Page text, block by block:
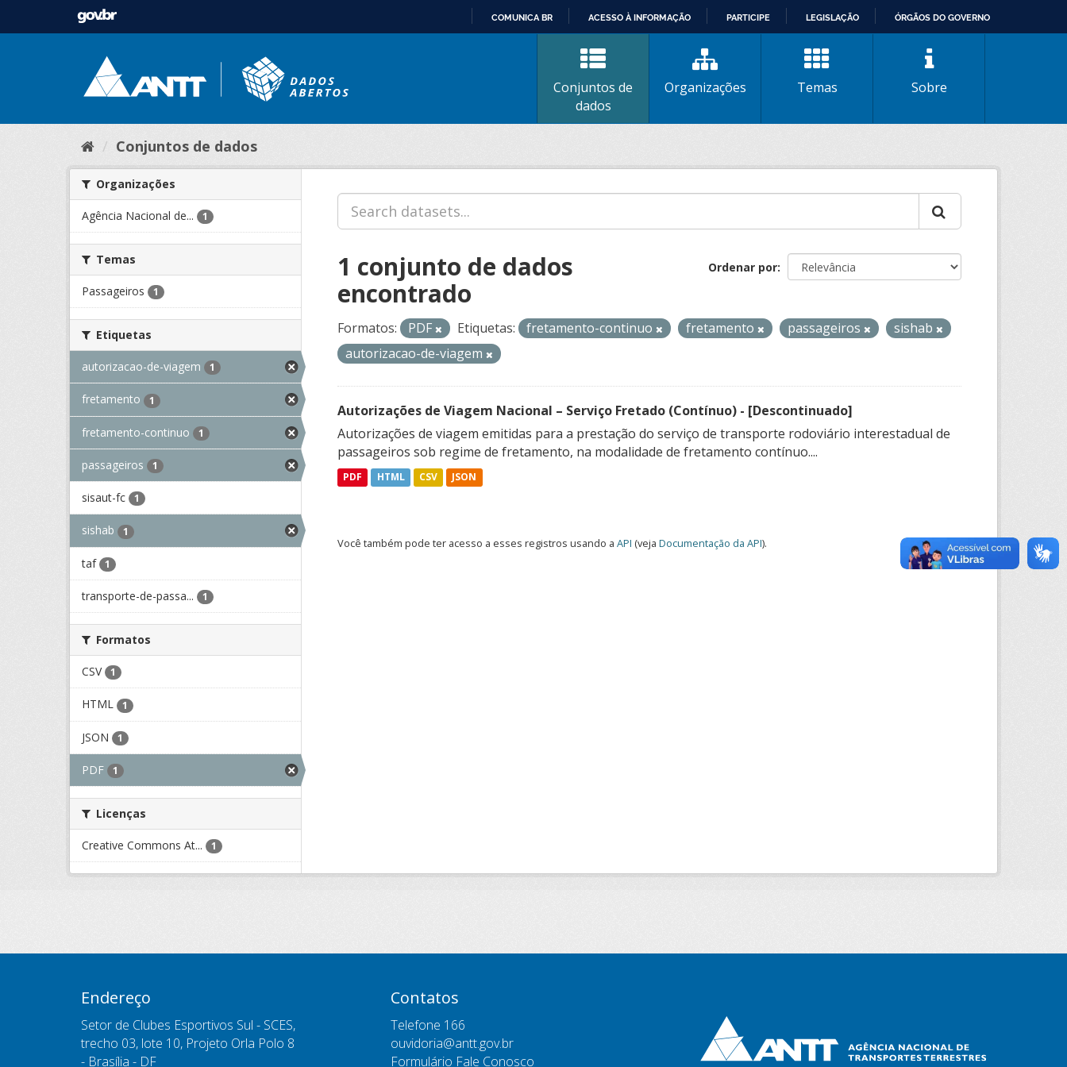
CONTEÚDO
COMUNICA BR ACESSO À INFORMAÇÃO PARTICIPE LEGISLAÇÃO ÓRGÃOS DO GOVERNO
Conjuntos de
dados
Organizações Temas Sobre
Conjuntos de dados
Organizações
Agência Nacional de... 1
Temas
Passageiros 1
Etiquetas
autorizacao-de-viagem 1
fretamento 1
fretamento-continuo 1
passageiros 1
sisaut-fc 1
sishab 1
taf 1
transporte-de-passa... 1
Formatos
CSV 1
HTML 1
JSON 1
PDF 1
Licenças
Creative Commons At... 1
Ordenar por
1 conjunto de dados
encontrado
Formatos: PDF Etiquetas: fretamento-continuo fretamento passageiros
sishab
autorizacao-de-viagem
Autorizações de Viagem Nacional – Serviço Fretado (Contínuo) - [Descontinuado]
Autorizações de viagem emitidas para a prestação do serviço de transporte rodoviário interestadual de
passageiros sob regime de fretamento, na modalidade de fretamento contínuo....
PDF HTML CSV JSON
Você também pode ter acesso a esses registros usando a API (veja Documentação da API).
Endereço
Setor de Clubes Esportivos Sul - SCES,
trecho 03, lote 10, Projeto Orla Polo 8
- Brasília - DF
Contatos
Telefone 166
ouvidoria@antt.gov.br
Formulário Fale Conosco